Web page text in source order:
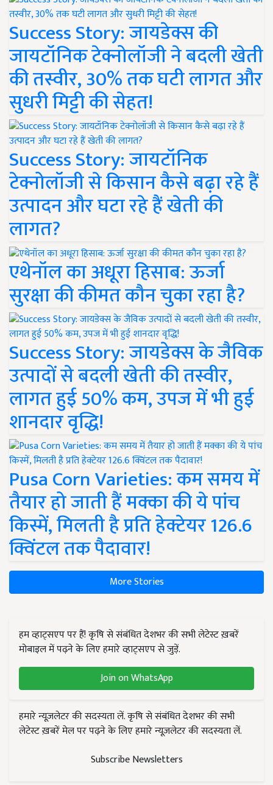
Success Story: जायडेक्स की
जायटॉनिक टेक्नोलॉजी ने बदली खेती
की तस्वीर, 30% तक घटी लागत और
सुधरी मिट्टी की सेहत!
Success Story: जायटॉनिक
टेक्नोलॉजी से किसान कैसे बढ़ा रहे हैं
उत्पादन और घटा रहे हैं खेती की
लागत?
एथेनॉल का अधूरा हिसाब: ऊर्जा
सुरक्षा की कीमत कौन चुका रहा है?
Success Story: जायडेक्स के जैविक
उत्पादों से बदली खेती की तस्वीर,
लागत हुई 50% कम, उपज में भी हुई
शानदार वृद्धि!
Pusa Corn Varieties: कम समय में
तैयार हो जाती हैं मक्का की ये पांच
किस्में, मिलती है प्रति हेक्टेयर 126.6
क्विंटल तक पैदावार!
More Stories
हम व्हाट्सएप पर हैं! कृषि से संबंधित देशभर की सभी लेटेस्ट ख़बरें
मोबाइल में पढ़ने के लिए हमारे व्हाट्सएप से जुड़ें.
Join on WhatsApp
हमारे न्यूज़लेटर की सदस्यता लें. कृषि से संबंधित देशभर की सभी
लेटेस्ट ख़बरें मेल पर पढ़ने के लिए हमारे न्यूज़लेटर की सदस्यता लें.
Subscribe Newsletters